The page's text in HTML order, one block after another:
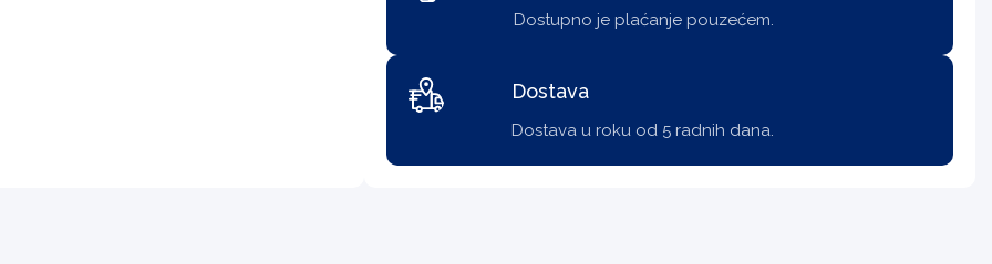
Dostupno je plaćanje pouzećem.
Dostava
Dostava u roku od 5 radnih dana.